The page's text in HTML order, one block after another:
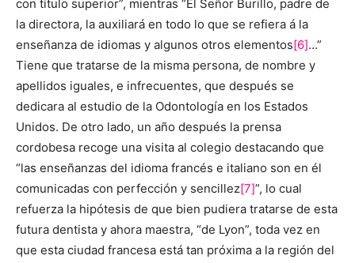
con título superior”, mientras “El Señor Burillo, padre de
la directora, la auxiliará en todo lo que se refiera á la
enseñanza de idiomas y algunos otros elementos[6]…”
Tiene que tratarse de la misma persona, de nombre y
apellidos iguales, e infrecuentes, que después se
dedicara al estudio de la Odontología en los Estados
Unidos. De otro lado, un año después la prensa
cordobesa recoge una visita al colegio destacando que
“las enseñanzas del idioma francés e italiano son en él
comunicadas con perfección y sencillez[7]”, lo cual
refuerza la hipótesis de que bien pudiera tratarse de esta
futura dentista y ahora maestra, “de Lyon”, toda vez en
que esta ciudad francesa está tan próxima a la región del